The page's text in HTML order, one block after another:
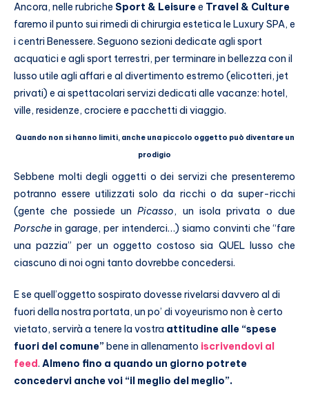
Ancora, nelle rubriche Sport & Leisuree Travel & Culture
faremo il punto sui rimedi di chirurgia estetica le Luxury SPA, e
i centri Benessere. Seguono sezioni dedicate agli sport
acquatici e agli sport terrestri, per terminare in bellezza con il
lusso utile agli affari e al divertimento estremo (elicotteri, jet
privati) e ai spettacolari servizi dedicati alle vacanze: hotel,
ville, residenze, crociere e pacchetti di viaggio.
Quando non si hanno limiti, anche una piccolo oggetto può diventare un
prodigio
Sebbene molti degli oggetti o dei servizi che presenteremo
potranno essere utilizzati solo da ricchi o da super-ricchi
(gente che possiede unPicasso, un isola privata o due
Porsche in garage, per intenderci…) siamo convinti che “fare
una pazzia” per un oggetto costoso sia QUEL lusso che
ciascuno di noi ogni tanto dovrebbe concedersi.
E se quell’oggetto sospirato dovesse rivelarsi davvero al di
fuori della nostra portata, un po’ di voyeurismo non è certo
vietato, servirà a tenere la vostra attitudine alle “spese
fuori del comune” bene in allenamento iscrivendovi al
feed. Almeno fino a quando un giorno potrete
concedervi anche voi “il meglio del meglio”.